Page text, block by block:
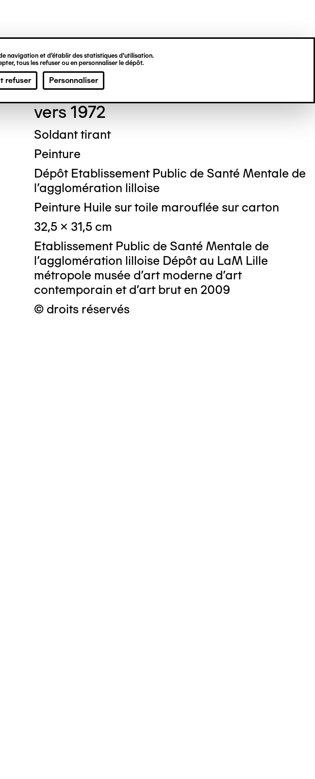
navigation et d’établir des statistiques d’utilisation.
tous les refuser ou en personnaliser le dépôt.
refuser Personnaliser
Reiner KALDEN
vers 1972
Soldant tirant
Peinture
Dépôt Etablissement Public de Santé Mentale de
l'agglomération lilloise
Peinture Huile sur toile marouflée sur carton
32,5 x 31,5 cm
Etablissement Public de Santé Mentale de
l'agglomération lilloise Dépôt au LaM Lille
métropole musée d’art moderne d’art
contemporain et d’art brut en 2009
© droits réservés